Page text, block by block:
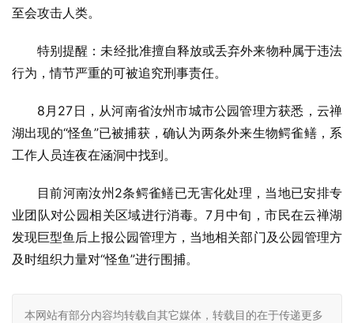
至会攻击人类。
特别提醒：未经批准擅自释放或丢弃外来物种属于违法
行为，情节严重的可被追究刑事责任。
8月27日，从河南省汝州市城市公园管理方获悉，云禅
湖出现的“怪鱼”已被捕获，确认为两条外来生物鳄雀鳝，系
工作人员连夜在涵洞中找到。
目前河南汝州2条鳄雀鳝已无害化处理，当地已安排专
业团队对公园相关区域进行消毒。7月中旬，市民在云禅湖
发现巨型鱼后上报公园管理方，当地相关部门及公园管理方
及时组织力量对“怪鱼”进行围捕。
本网站有部分内容均转载自其它媒体，转载目的在于传递更多